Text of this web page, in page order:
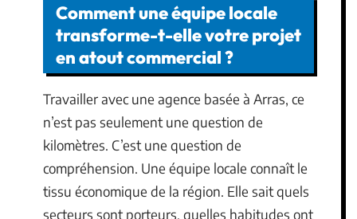
Comment une équipe locale
transforme-t-elle votre projet
en atout commercial ?
Travailler avec une agence basée à Arras, ce
n’est pas seulement une question de
kilomètres. C’est une question de
compréhension. Une équipe locale connaît le
tissu économique de la région. Elle sait quels
secteurs sont porteurs, quelles habitudes ont